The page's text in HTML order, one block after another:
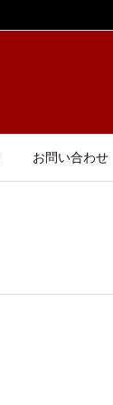
お問い合わせ